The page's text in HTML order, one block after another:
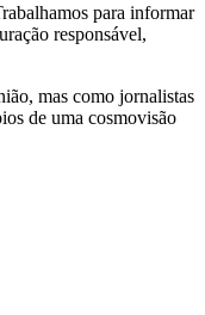
para informar
responsável,
mas como jornalistas
de uma cosmovisão